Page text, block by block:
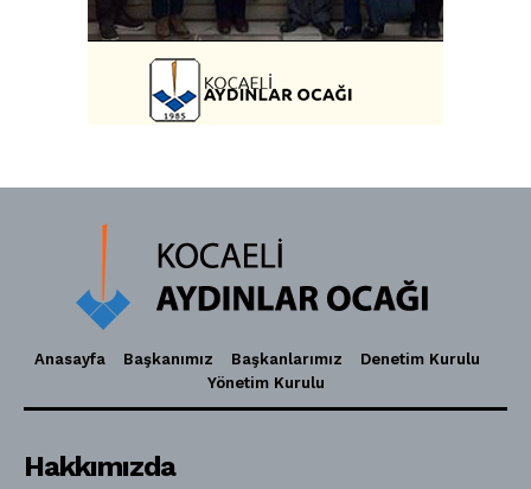
Anasayfa Başkanımız Başkanlarımız
Denetim Kurulu
Yönetim Kurulu
Hakkımızda